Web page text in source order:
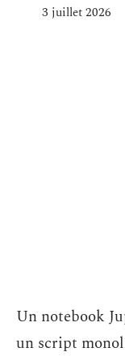
3 juillet 2026
Un notebook
un script